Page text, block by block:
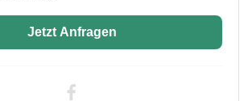
Sublimation
58 Zoll dickes Neoprenblatt
Jetzt Anfragen